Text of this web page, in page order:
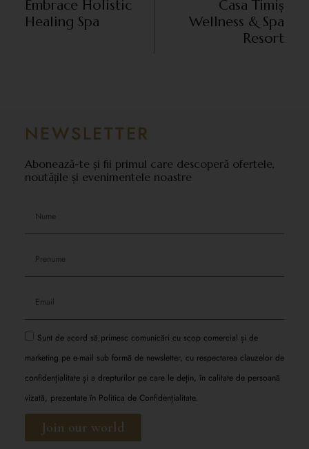
Embrace Holistic
Healing Spa
Casa Timiș
Wellness & Spa
Resort
NEWSLETTER
Abonează-te și fii primul care descoperă ofertele,
noutățile și evenimentele noastre
Sunt de acord să primesc comunicări cu scop comercial și de
marketing pe e-mail sub formă de newsletter, cu respectarea clauzelor de
confidențialitate și a drepturilor pe care le dețin, în calitate de persoană
vizată, prezentate în Politica de Confidențialitate.
Join our world